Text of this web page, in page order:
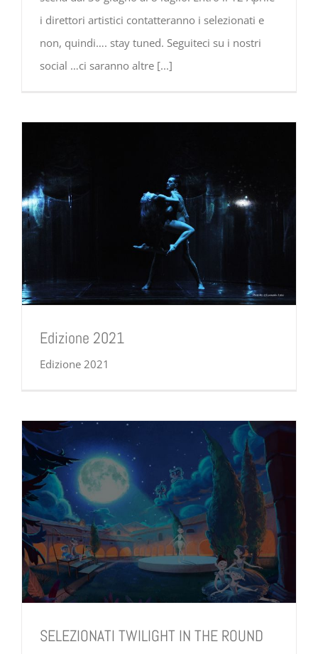
i direttori artistici contatteranno i selezionati e
non, quindi…. stay tuned. Seguiteci su i nostri
social …ci saranno altre [...]
Edizione 2021
Edizione 2021
SELEZIONATI TWILIGHT IN THE ROUND